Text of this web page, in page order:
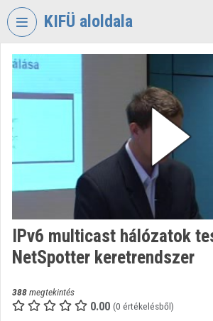
Fejléc kihagyása
KIFÜ aloldala
KORMÁNYZATI
INFORMATIKAI
FEJLESZTÉSI
ÜGYNÖKSÉG
Intézményi kezdőlap
Bejelentkezés
Intézményi felfedezés
Kategóriák
Intézményi listák
IPv6 multicast hálózatok
NetSpotter keretrendszer
388megtekintés
0.00 (0 értékelésből)